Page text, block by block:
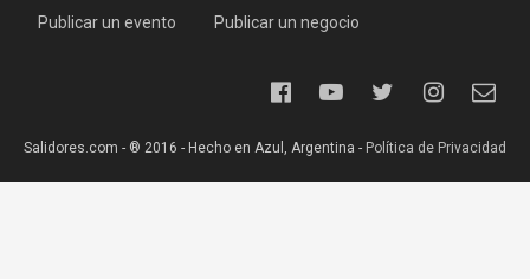
Publicar un evento Publicar un negocio
Salidores.com - ® 2016 - Hecho en Azul, Argentina - Política de Privacidad